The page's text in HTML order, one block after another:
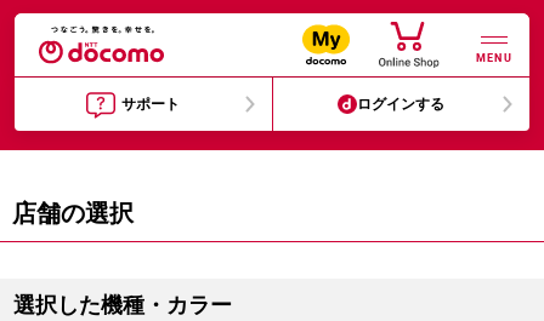
MENU
サポート ログインする
店舗の選択
選択した機種・カラー